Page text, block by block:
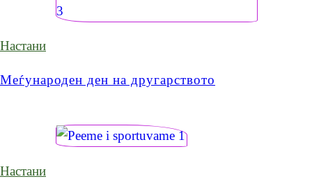
Настани
Меѓународен ден на другарството
Настани